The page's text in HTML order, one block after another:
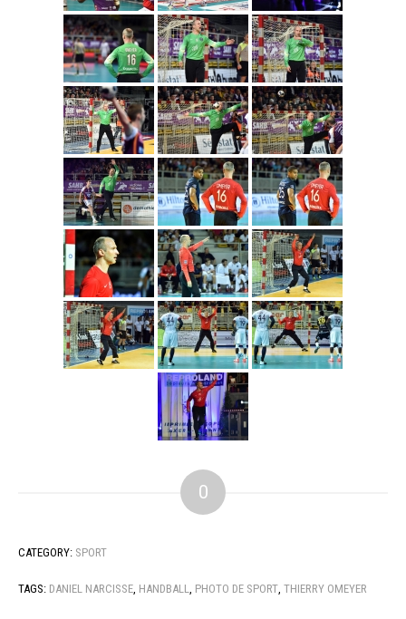
0
CATEGORY: SPORT
TAGS: DANIEL NARCISSE, HANDBALL, PHOTO DE SPORT, THIERRY OMEYER